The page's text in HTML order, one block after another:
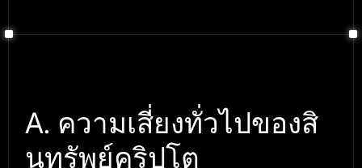
A. ความเสี่ยงทั่วไปของสิ
นทรัพย์คริปโต